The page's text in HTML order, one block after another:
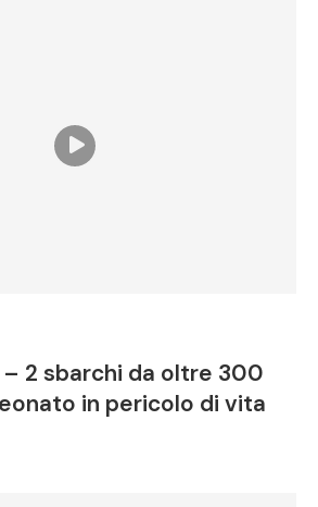
2 sbarchi da oltre 300
in pericolo di vita